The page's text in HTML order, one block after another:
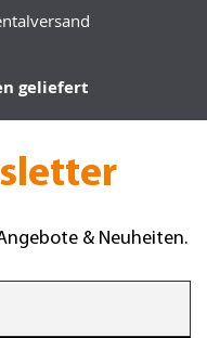
geliefert
& Neuheiten.